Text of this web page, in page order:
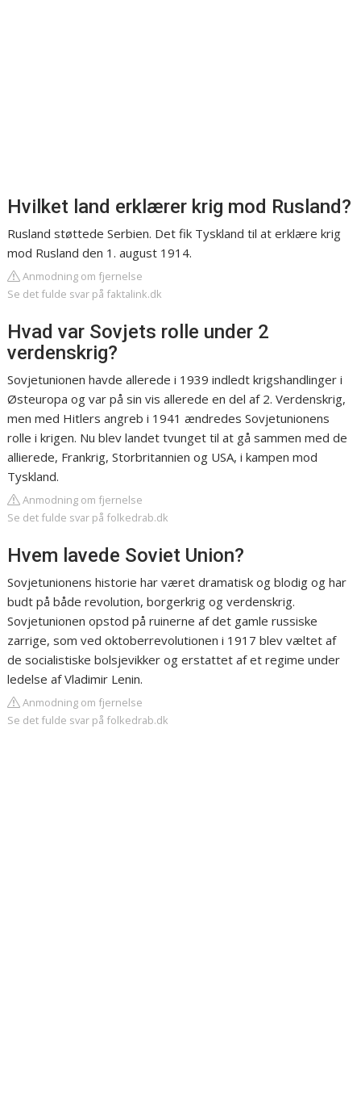
Hvilket land erklærer krig mod Rusland?
Rusland støttede Serbien. Det fik Tyskland til at erklære krig
mod Rusland den 1. august 1914.
Anmodning om fjernelse
Se det fulde svar på faktalink.dk
Hvad var Sovjets rolle under 2
verdenskrig?
Sovjetunionen havde allerede i 1939 indledt krigshandlinger i
Østeuropa og var på sin vis allerede en del af 2. Verdenskrig,
men med Hitlers angreb i 1941 ændredes Sovjetunionens
rolle i krigen. Nu blev landet tvunget til at gå sammen med de
allierede, Frankrig, Storbritannien og USA, i kampen mod
Tyskland.
Anmodning om fjernelse
Se det fulde svar på folkedrab.dk
Hvem lavede Soviet Union?
Sovjetunionens historie har været dramatisk og blodig og har
budt på både revolution, borgerkrig og verdenskrig.
Sovjetunionen opstod på ruinerne af det gamle russiske
zarrige, som ved oktoberrevolutionen i 1917 blev væltet af
de socialistiske bolsjevikker og erstattet af et regime under
ledelse af Vladimir Lenin.
Anmodning om fjernelse
Se det fulde svar på folkedrab.dk